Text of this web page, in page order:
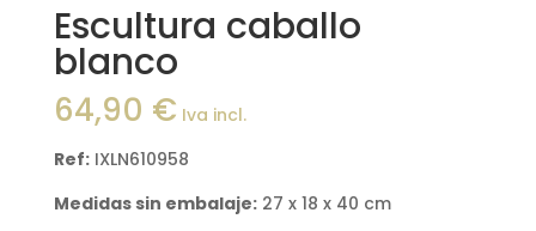
Escultura caballo
blanco
64,90 € Iva incl.
Ref:IXLN610958
Medidas sin embalaje:27 x 18 x 40 cm